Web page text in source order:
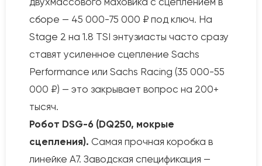
сборе — 45 000-75 000 ₽ под ключ. На
Stage 2 на 1.8 TSI энтузиасты часто сразу
ставят усиленное сцепление Sachs
Performance или Sachs Racing (35 000-55
000 ₽) — это закрывает вопрос на 200+
тысяч.
Робот DSG-6 (DQ250, мокрые
сцепления). Самая прочная коробка в
линейке A7. Заводская спецификация —